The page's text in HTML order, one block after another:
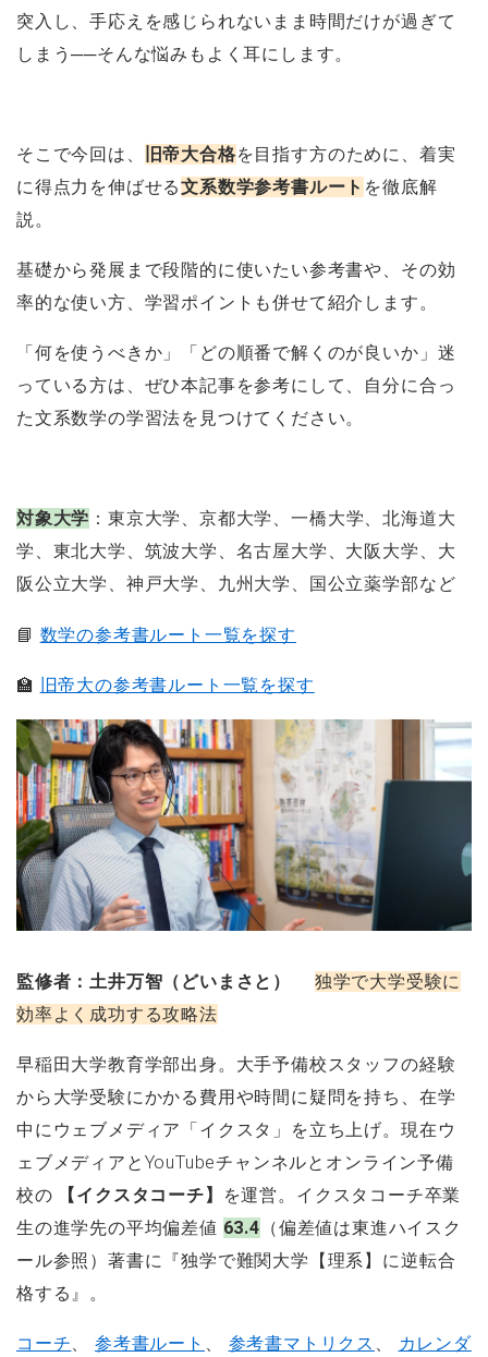
突入し、手応えを感じられないまま時間だけが過ぎて
しまう──そんな悩みもよく耳にします。
そこで今回は、 旧帝大合格を目指す方のために、着実
に得点力を伸ばせる文系数学参考書ルート を徹底解
説。
基礎から発展まで段階的に使いたい参考書や、その効
率的な使い方、学習ポイントも併せて紹介します。
「何を使うべきか」「どの順番で解くのが良いか」迷
っている方は、ぜひ本記事を参考にして、自分に合っ
た文系数学の学習法を見つけてください。
対象大学 ：東京大学、京都大学、一橋大学、北海道大
学、東北大学、筑波大学、名古屋大学、大阪大学、大
阪公立大学、神戸大学、九州大学、国公立薬学部など
📘 数学の参考書ルート一覧を探す
🏫 旧帝大の参考書ルート一覧を探す
監修者：土井万智（どいまさと）
独学で大学受験に
効率よく成功する攻略法
早稲田大学教育学部出身。大手予備校スタッフの経験
から大学受験にかかる費用や時間に疑問を持ち、在学
中にウェブメディア「イクスタ」を立ち上げ。現在ウ
ェブメディアとYouTubeチャンネルとオンライン予備
校の
【イクスタコーチ】
を運営。イクスタコーチ卒業
生の進学先の平均偏差値 63.4 （偏差値は東進ハイスク
ール参照）著書に『独学で難関大学【理系】に逆転合
格する』。
コーチ、参考書ルート 、 参考書マトリクス 、
カレンダ